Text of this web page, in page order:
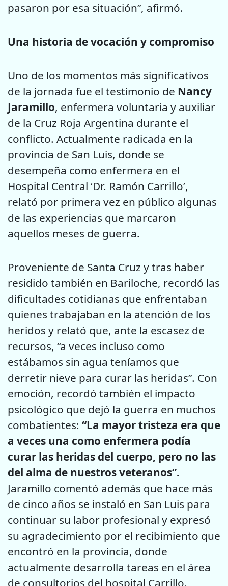
pasaron por esa situación”, afirmó.
Una historia de vocación y compromiso
Uno de los momentos más significativos
de la jornada fue el testimonio de Nancy
Jaramillo, enfermera voluntaria y auxiliar
de la Cruz Roja Argentina durante el
conflicto. Actualmente radicada en la
provincia de San Luis, donde se
desempeña como enfermera en el
Hospital Central ‘Dr. Ramón Carrillo’,
relató por primera vez en público algunas
de las experiencias que marcaron
aquellos meses de guerra.
Proveniente de Santa Cruz y tras haber
residido también en Bariloche, recordó las
dificultades cotidianas que enfrentaban
quienes trabajaban en la atención de los
heridos y relató que, ante la escasez de
recursos, “a veces incluso como
estábamos sin agua teníamos que
derretir nieve para curar las heridas”. Con
emoción, recordó también el impacto
psicológico que dejó la guerra en muchos
combatientes: “La mayor tristeza era que
a veces una como enfermera podía
curar las heridas del cuerpo, pero no las
del alma de nuestros veteranos”.
Jaramillo comentó además que hace más
de cinco años se instaló en San Luis para
continuar su labor profesional y expresó
su agradecimiento por el recibimiento que
encontró en la provincia, donde
actualmente desarrolla tareas en el área
de consultorios del hospital Carrillo.